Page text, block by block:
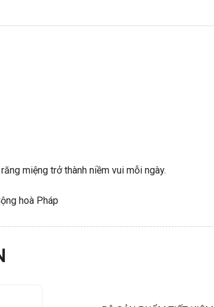
miệng trở thành niềm vui mỗi ngày.
hoà Pháp